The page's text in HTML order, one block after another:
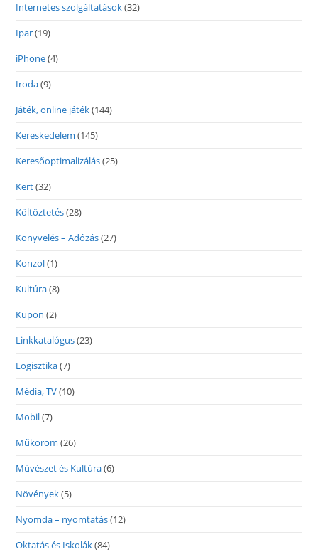
Internetes szolgáltatások(32)
Ipar(19)
iPhone(4)
Iroda(9)
Játék, online játék(144)
Kereskedelem (145)
Keresőoptimalizálás(25)
Kert(32)
Költöztetés(28)
Könyvelés – Adózás(27)
Konzol(1)
Kultúra(8)
Kupon (2)
Linkkatalógus(23)
Logisztika(7)
Média, TV(10)
Mobil(7)
Műköröm (26)
Művészet és Kultúra(6)
Növények(5)
Nyomda – nyomtatás(12)
Oktatás és Iskolák(84)